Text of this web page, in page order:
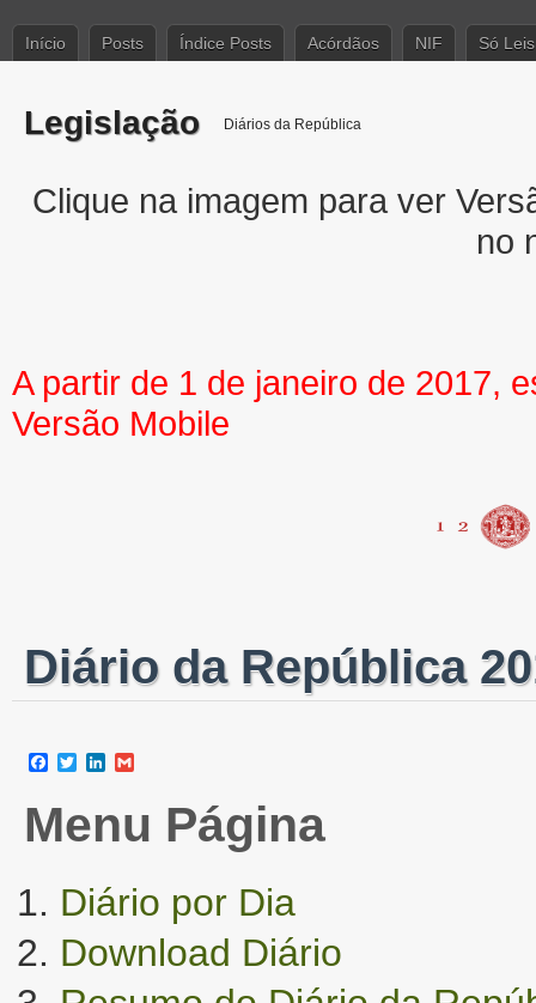
Início Posts Índice Posts Acórdãos NIF Só Leis
Legislação Diários da República
Clique na imagem para ver
no
A partir de 1 de janeiro de 2017,
Versão Mobile
Diário da República
Facebook
TwitterLinkedIn
Menu Página
Diário por Dia
Download Diário